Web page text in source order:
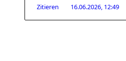
Zitieren 16.06.2026, 12:49